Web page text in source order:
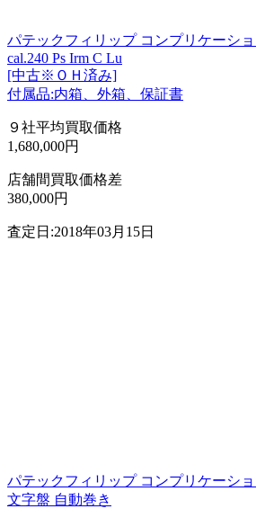
パテックフィリップ コンプリケーショ
cal.240 Ps Irm C Lu
[中古※ＯＨ済み]
付属品:内箱、外箱、保証書
９社平均買取価格
1,680,000円
店舗間買取価格差
380,000円
査定日:2018年03月15日
パテックフィリップ コンプリケーショ
文字盤 自動巻き